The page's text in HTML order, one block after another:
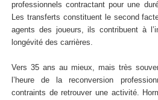
professionnels contractant pour une
Les transferts constituent le second
agents des joueurs, ils contribuent à
longévité des carrières.
Vers 35 ans au mieux, mais très
l’heure de la reconversion
contraints de retrouver une activité.